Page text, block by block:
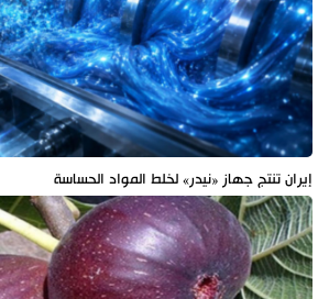
إيران تنتج جهاز «نيدر» لخلط المواد الحساسة